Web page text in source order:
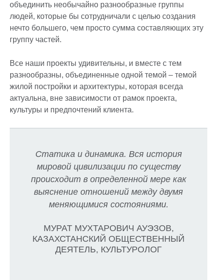
объединить необычайно разнообразные группы
людей, которые бы сотрудничали с целью создания
нечто большего, чем просто сумма составляющих эту
группу частей.
Все наши проекты удивительны, и вместе с тем
разнообразны, объединенные одной темой – темой
жилой постройки и архитектуры, которая всегда
актуальна, вне зависимости от рамок проекта,
культуры и предпочтений клиента.
Статика и динамика. Вся история
мировой цивилизации по существу
происходит в определенной мере как
выяснение отношений между двумя
меняющимися состояниями.
МУРАТ МУХТАРОВИЧ АУЭЗОВ,
КАЗАХСТАНСКИЙ ОБЩЕСТВЕННЫЙ
ДЕЯТЕЛЬ, КУЛЬТУРОЛОГ